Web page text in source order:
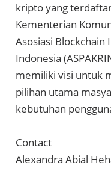
kripto yang
Kementerian
Asosiasi Blockchain
Indonesia
memiliki visi untuk
pilihan utama
kebutuhan
Contact
Alexandra Abial